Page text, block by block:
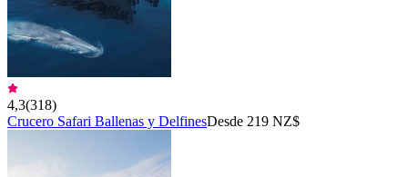
4,3(318)
Crucero Safari Ballenas y DelfinesDesde 219 NZ$